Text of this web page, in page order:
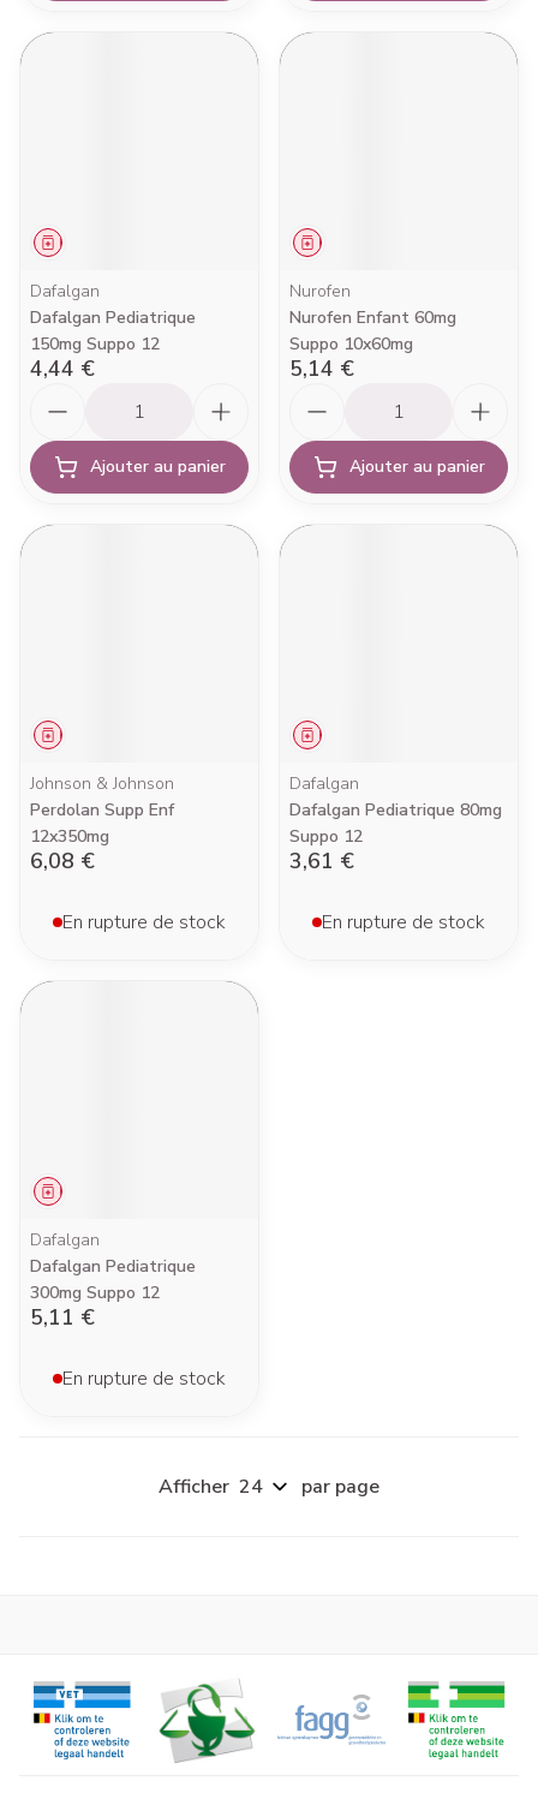
Médicament
Dafalgan
Dafalgan Pediatrique
150mg Suppo 12
4,44 €
Ajouter au panier
Médicament
Nurofen
Nurofen Enfant 60mg
Suppo 10x60mg
5,14 €
Ajouter au panier
Médicament
Johnson & Johnson
Perdolan Supp Enf
12x350mg
6,08 €
En rupture de stock
Médicament
Dafalgan
Dafalgan Pediatrique 80mg
Suppo 12
3,61 €
En rupture de stock
Médicament
Dafalgan
Dafalgan Pediatrique
300mg Suppo 12
5,11 €
En rupture de stock
Afficher par page